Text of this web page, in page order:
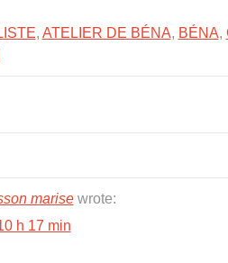
, ATELIER DE BÉNA, BÉNA,
marise wrote:
h 17 min